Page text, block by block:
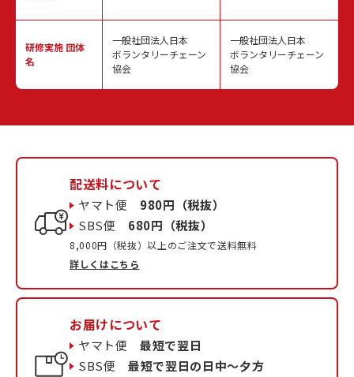
研修実施 団体
名
一般社団法人日本
ボランタリーチェーン
協会
一般社団法人日本
ボランタリーチェーン
協会
配送料について
ヤマト便 980円（税抜）
SBS便 680円（税抜）
8,000円（税抜）以上のご注文で送料無料
詳しくはこちら
お届けについて
ヤマト便最短で翌日
SBS便最短で翌日の日中〜夕方